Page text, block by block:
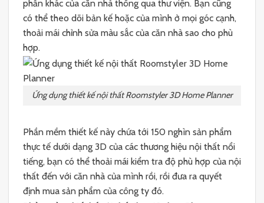
phần khác của căn nhà thông qua thư viện. Bạn cũng
có thể theo dõi bản kế hoặc của mình ở mọi góc cạnh,
thoải mái chỉnh sửa màu sắc của căn nhà sao cho phù
hợp.
Ứng dụng thiết kế nội thất Roomstyler 3D Home Planner
Phần mềm thiết kế này chứa tới 150 nghìn sản phẩm
thực tế dưới dạng 3D của các thương hiệu nội thất nổi
tiếng, bạn có thể thoải mái kiểm tra độ phù hợp của nội
thất đến với căn nhà của mình rồi, rồi đưa ra quyết
định mua sản phẩm của công ty đó.